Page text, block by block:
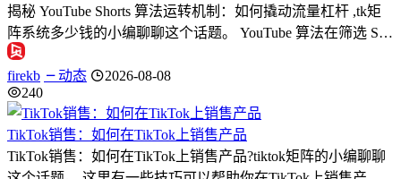
揭秘 YouTube Shorts 算法运转机制：如何撬动流量杠杆 ,tk矩
阵系统多少钱的小编聊聊这个话题。 YouTube 算法在筛选 S…
firekb 动态
2026-08-08
240
TikTok销售：如何在TikTok上销售产品
TikTok销售：如何在TikTok上销售产品?tiktok矩阵的小编聊聊